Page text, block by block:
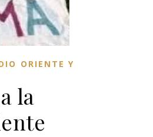
ORIENTE Y
la